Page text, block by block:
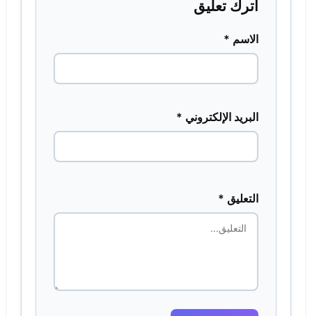
اترك تعليق
الاسم *
البريد الإلكتروني *
التعليق *